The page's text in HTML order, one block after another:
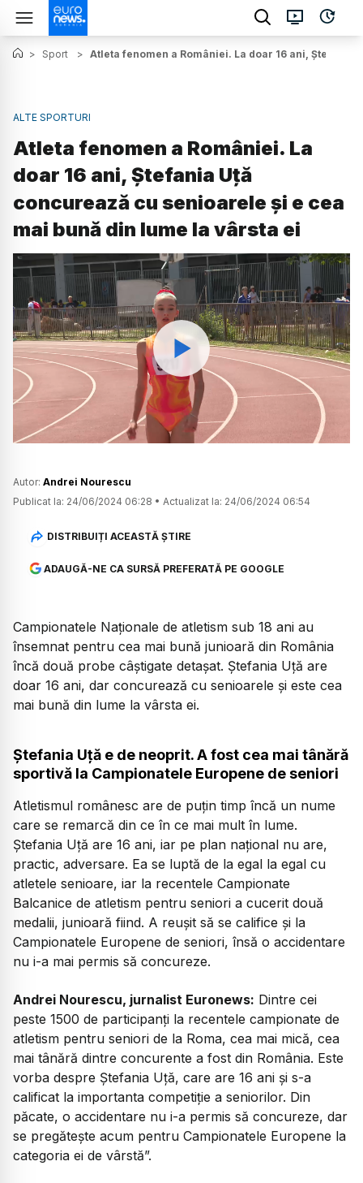
> Sport > Atleta fenomen a României. La doar 16 ani,
ALTE SPORTURI
Atleta fenomen a României. La
doar 16 ani, Ștefania Uță
concurează cu senioarele și e cea
mai bună din lume la vârsta ei
Watch
Autor: Andrei Nourescu
Publicat la: 24/06/2024 06:28 • Actualizat la: 24/06/2024 06:54
DISTRIBUIȚI ACEASTĂ ȘTIRE
ADAUGĂ-NE CA SURSĂ PREFERATĂ PE GOOGLE
Campionatele Naționale de atletism sub 18 ani au
însemnat pentru cea mai bună junioară din România
încă două probe câștigate detașat. Ștefania Uță are
doar 16 ani, dar concurează cu senioarele și este cea
mai bună din lume la vârsta ei.
Ștefania Uță e de neoprit. A fost cea mai tânără
sportivă la Campionatele Europene de seniori
Atletismul românesc are de puțin timp încă un nume
care se remarcă din ce în ce mai mult în lume.
Ștefania Uță are 16 ani, iar pe plan național nu are,
practic, adversare. Ea se luptă de la egal la egal cu
atletele senioare, iar la recentele Campionate
Balcanice de atletism pentru seniori a cucerit două
medalii, junioară fiind. A reușit să se califice și la
Campionatele Europene de seniori, însă o accidentare
nu i-a mai permis să concureze.
Andrei Nourescu, jurnalist Euronews: Dintre cei
peste 1500 de participanți la recentele campionate de
atletism pentru seniori de la Roma, cea mai mică, cea
mai tânără dintre concurente a fost din România. Este
vorba despre Ștefania Uță, care are 16 ani și s-a
calificat la importanta competiție a seniorilor. Din
păcate, o accidentare nu i-a permis să concureze, dar
se pregătește acum pentru Campionatele Europene la
categoria ei de vârstă”.